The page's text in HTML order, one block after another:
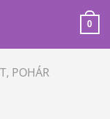
0
POHÁR